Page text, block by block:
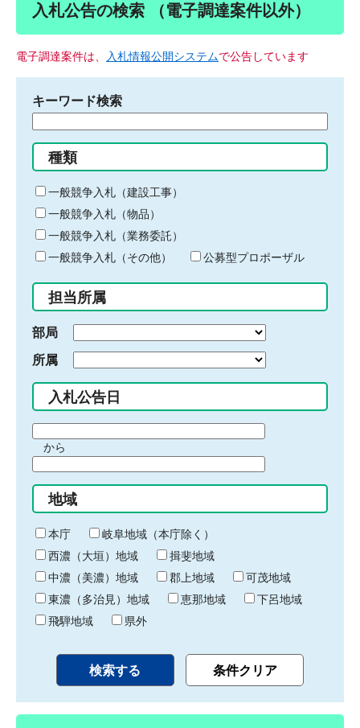
入札公告の検索 （電子調達案件以外）
電子調達案件は、 入札情報公開システムで公告しています
キーワード検索
る
キ
ー
ワ
ー
ド
入
力
種類
一般競争入札（建設工事）
一般競争入札（物品）
一般競争入札（業務委託）
一般競争入札（その他）
公募型プロポーザル
担当所属
部局
所属
入札公告日
間
始
り
から
間
終
わ
り
地域
本庁
岐阜地域（本庁除く）
西濃（大垣）地域
揖斐地域
中濃（美濃）地域
郡上地域
可茂地域
東濃（多治見）地域
恵那地域
下呂地域
飛騨地域
県外